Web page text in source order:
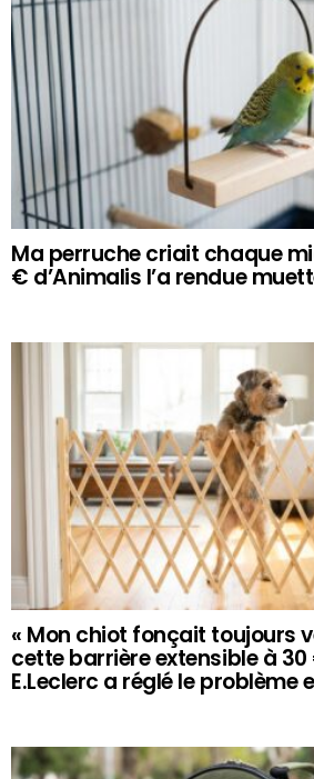
Ma perruche criait chaque
€ d’Animalis l’a rendue
« Mon chiot fonçait toujours
cette barrière extensible à
E.Leclerc a réglé le problème